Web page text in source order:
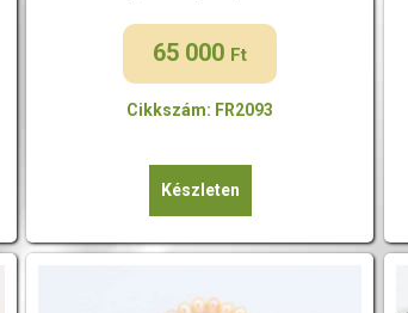
65 000 Ft
Cikkszám: FR2093
Készleten